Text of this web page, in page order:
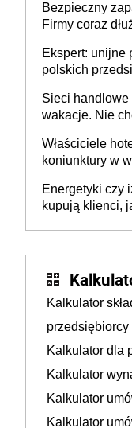
Bezpieczny
Firmy coraz
Ekspert: unijne
polskich
Sieci handlowe
wakacje. Nie
tam, gdzie
Właściciele
koniunktury w
Energetyki czy
kupują klienci,
Kalkulator
przedsiębiorcy
Kalkulator dla
Kalkulator
Kalkulator
Kalkulator